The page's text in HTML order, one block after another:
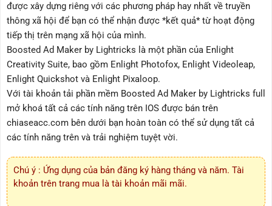
được xây dựng riêng với các phương pháp hay nhất về truyền
thông xã hội để bạn có thể nhận được *kết quả* từ hoạt động
tiếp thị trên mạng xã hội của mình.
Boosted Ad Maker by Lightricks là một phần của Enlight
Creativity Suite, bao gồm Enlight Photofox, Enlight Videoleap,
Enlight Quickshot và Enlight Pixaloop.
Với tài khoản tải phần mềm Boosted Ad Maker by Lightricks full
mở khoá tất cả các tính năng trên IOS được bán trên
chiaseacc.com bên dưới bạn hoàn toàn có thể sử dụng tất cả
các tính năng trên và trải nghiệm tuyệt vời.
Chú ý : Ứng dụng của bản đăng ký hàng tháng và năm. Tài
khoản trên trang mua là tài khoản mãi mãi.